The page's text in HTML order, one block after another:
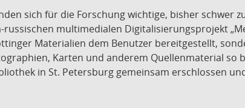
sich für die Forschung wichtige, bisher schwer
multimedialen Digitalisierungsprojekt
Materialien dem Benutzer bereitgestellt,
Karten und anderem Quellenmaterial
in St. Petersburg gemeinsam erschlossen